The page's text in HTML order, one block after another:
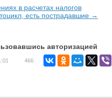
в расчетах налогов
есть пострадавшие →
авторизацией
466